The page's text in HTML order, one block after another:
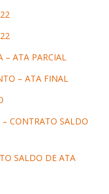
– ATA PARCIAL
– ATA FINAL
CONTRATO SALDO
SALDO DE ATA